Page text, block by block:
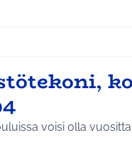
Jokela
mukaan: Infra ja liikenne
voisi olla